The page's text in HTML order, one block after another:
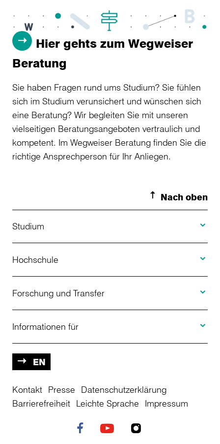
Hier gehts zum Wegweiser
Beratung
Sie haben Fragen rund ums Studium? Sie fühlen
sich im Studium verunsichert und wünschen sich
eine Beratung? Wir begleiten Sie mit unseren
vielseitigen Beratungsangeboten vertraulich und
kompetent. Im Wegweiser Beratung finden Sie die
richtige Ansprechperson für Ihr Anliegen.
Nach oben
Studium
Studienangebot
Bewerbung
Studienberatung
Weiterbildung
Studienkolleg
Hochschule
Über uns
Aktuelles
Veranstaltungen
Einrichtungen
Stellenangebote
Forschung und Transfer
Projekte
Informationen für
Studieninteressierte
Studierende
EN
Kontakt Presse
Datenschutzerklärung
Barrierefreiheit Leichte Sprache Impressum